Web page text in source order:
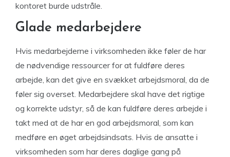
kontoret burde udstråle.
Glade medarbejdere
Hvis medarbejderne i virksomheden ikke føler de har
de nødvendige ressourcer for at fuldføre deres
arbejde, kan det give en svækket arbejdsmoral, da de
føler sig overset. Medarbejdere skal have det rigtige
og korrekte udstyr, så de kan fuldføre deres arbejde i
takt med at de har en god arbejdsmoral, som kan
medføre en øget arbejdsindsats. Hvis de ansatte i
virksomheden som har deres daglige gang på